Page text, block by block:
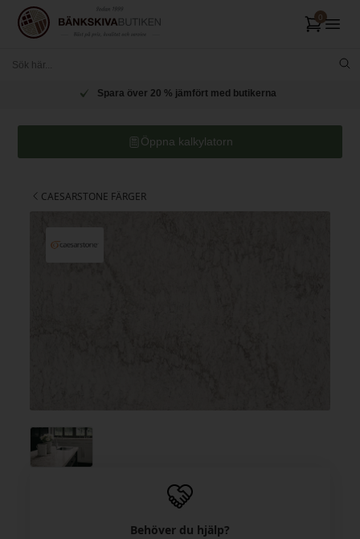
Spara över 20 % jämfört med butikerna
Öppna kalkylatorn
CAESARSTONE FÄRGER
Behöver du hjälp?